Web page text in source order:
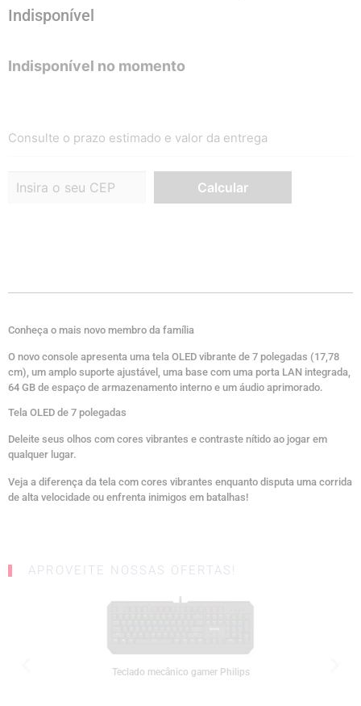
Consulte o prazo estimado e valor da entrega
Conheça o mais novo membro da família
O novo console apresenta uma tela OLED vibrante de 7 polegadas (17,78
cm), um amplo suporte ajustável, uma base com uma porta LAN integrada,
64 GB de espaço de armazenamento interno e um áudio aprimorado.
Tela OLED de 7 polegadas
Deleite seus olhos com cores vibrantes e contraste nítido ao jogar em
qualquer lugar.
Veja a diferença da tela com cores vibrantes enquanto disputa uma corrida
de alta velocidade ou enfrenta inimigos em batalhas!
APROVEITE NOSSAS OFERTAS!
Teclado mecânico gamer Philips